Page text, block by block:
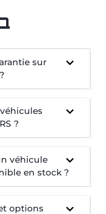
sur
?
véhicule
en stock ?
options